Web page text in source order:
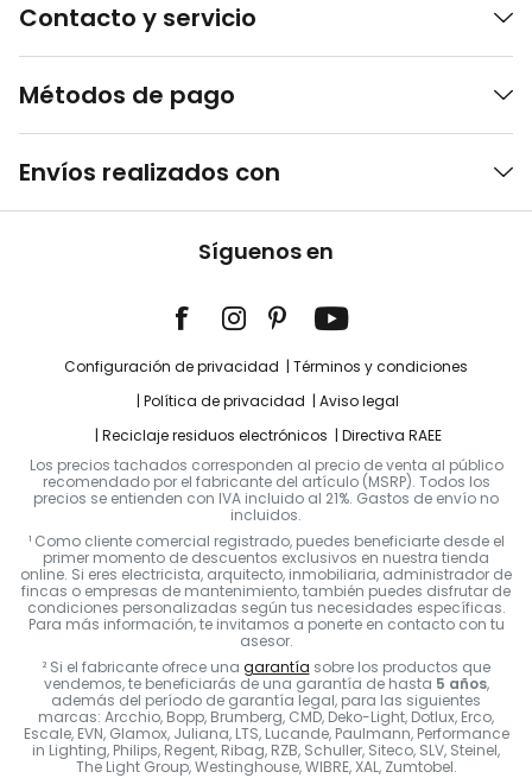
Contacto y servicio
Métodos de pago
Envíos realizados con
Síguenos en
Configuración de privacidad
Términos y condiciones
Política de privacidad
Aviso legal
Reciclaje residuos electrónicos
Directiva RAEE
Los precios tachados corresponden al precio de venta al público
recomendado por el fabricante del artículo (MSRP). Todos los
precios se entienden con IVA incluido al 21%. Gastos de envío no
incluidos.
¹ Como cliente comercial registrado, puedes beneficiarte desde el
primer momento de descuentos exclusivos en nuestra tienda
online. Si eres electricista, arquitecto, inmobiliaria, administrador de
fincas o empresas de mantenimiento, también puedes disfrutar de
condiciones personalizadas según tus necesidades específicas.
Para más información, te invitamos a ponerte en contacto con tu
asesor.
² Si el fabricante ofrece una garantía sobre los productos que
vendemos, te beneficiarás de una garantía de hasta 5 años,
además del período de garantía legal, para las siguientes
marcas: Arcchio, Bopp, Brumberg, CMD, Deko-Light, Dotlux, Erco,
Escale, EVN, Glamox, Juliana, LTS, Lucande, Paulmann, Performance
in Lighting, Philips, Regent, Ribag, RZB, Schuller, Siteco, SLV, Steinel,
The Light Group, Westinghouse, WIBRE, XAL, Zumtobel.